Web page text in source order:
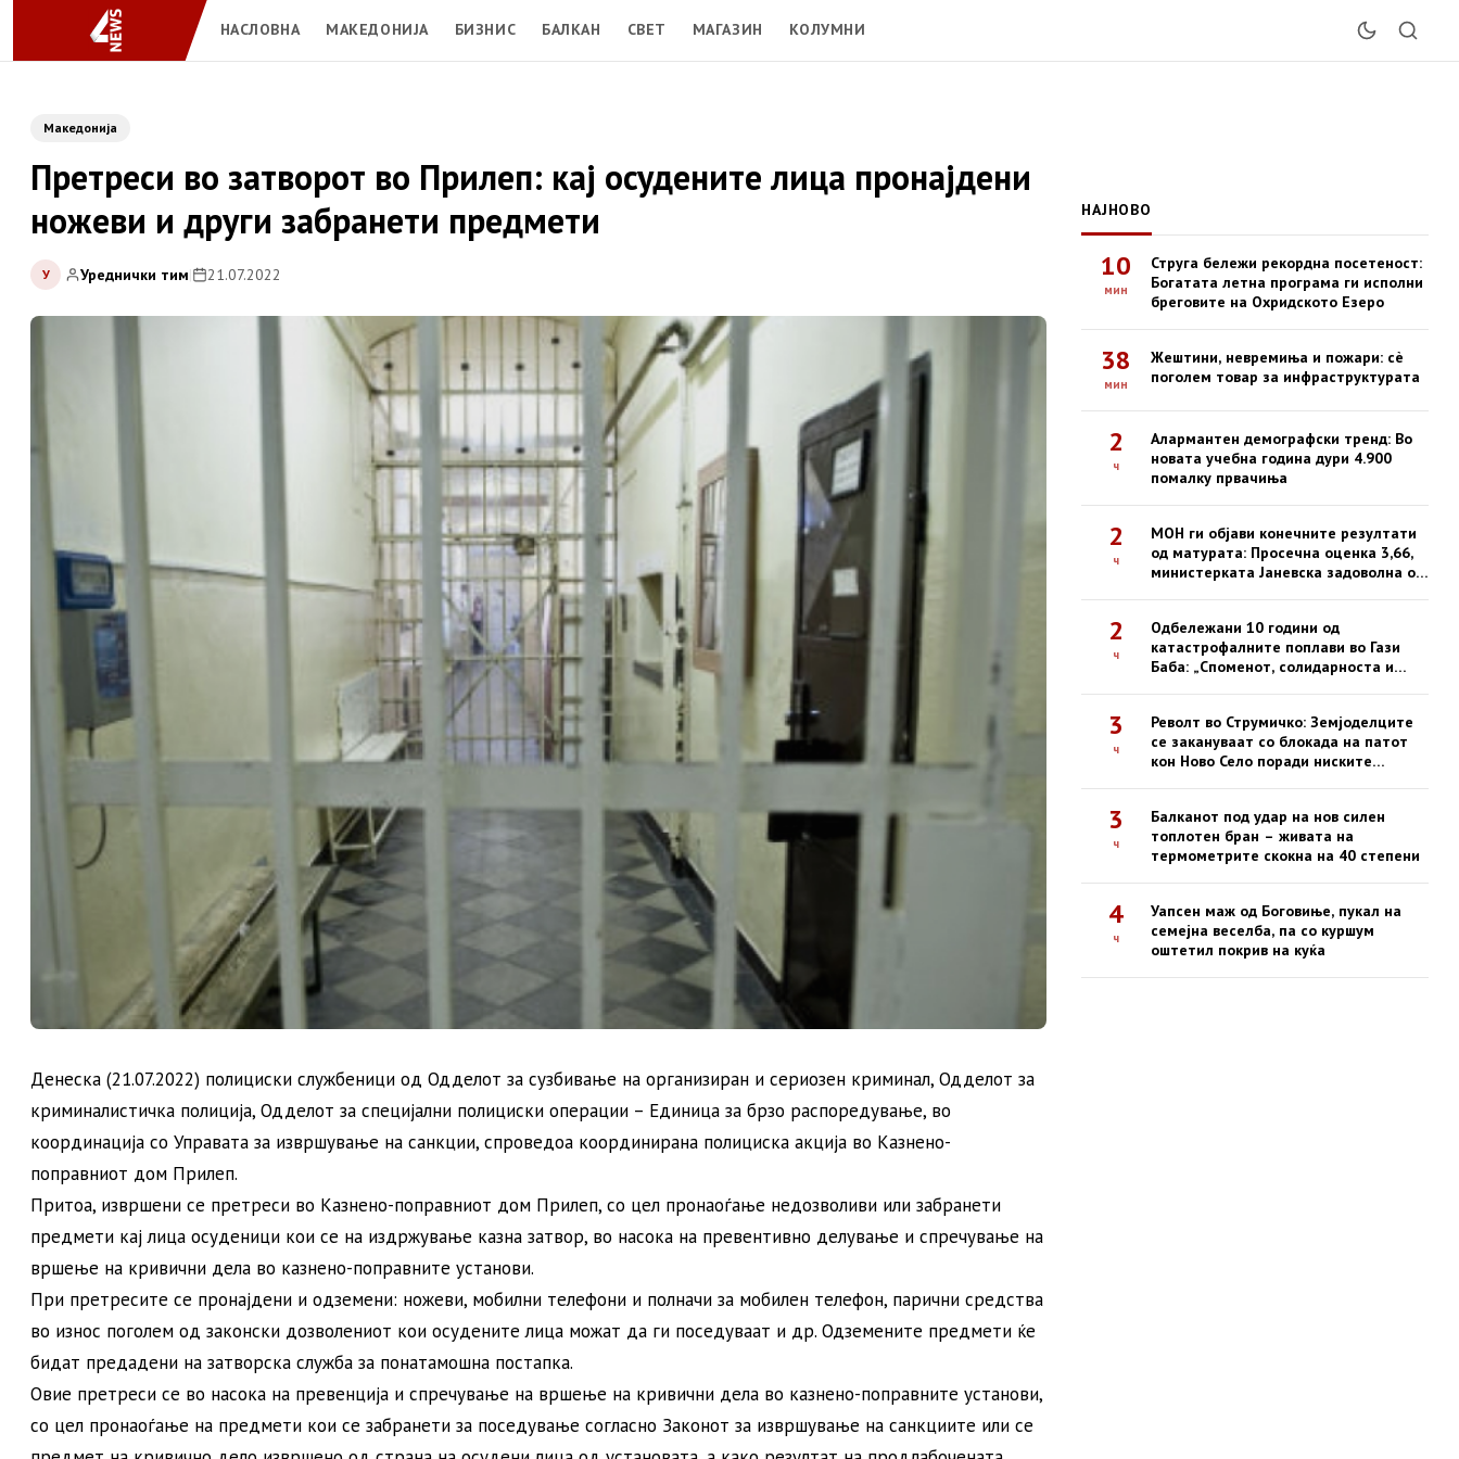
НАСЛОВНА МАКЕДОНИЈА БИЗНИС БАЛКАН СВЕТ МАГАЗИН КОЛУМНИ
Македонија
Претреси во затворот во Прилеп: кај осудените лица пронајдени
ножеви и други забранети предмети
У Уреднички тим| 21.07.2022
Денеска (21.07.2022) полициски службеници од Одделот за сузбивање на организиран и сериозен криминал, Одделот за
криминалистичка полиција, Одделот за специјални полициски операции – Единица за брзо распоредување, во
координација со Управата за извршување на санкции, спроведоа координирана полициска акција во Казнено-
поправниот дом Прилеп.
Притоа, извршени се претреси во Казнено-поправниот дом Прилеп, со цел пронаоѓање недозволиви или забранети
предмети кај лица осуденици кои се на издржување казна затвор, во насока на превентивно делување и спречување на
вршење на кривични дела во казнено-поправните установи.
При претресите се пронајдени и одземени: ножеви, мобилни телефони и полначи за мобилен телефон, парични средства
во износ поголем од законски дозволениот кои осудените лица можат да ги поседуваат и др. Одземените предмети ќе
бидат предадени на затворска служба за понатамошна постапка.
Овие претреси се во насока на превенција и спречување на вршење на кривични дела во казнено-поправните установи,
со цел пронаоѓање на предмети кои се забранети за поседување согласно Законот за извршување на санкциите или се
НАЈНОВО
10
мин
Струга бележи рекордна посетеност:
Богатата летна програма ги исполни
бреговите на Охридското Езеро
38
мин
Жештини, невремиња и пожари: сè
поголем товар за инфраструктурата
2
ч
Алармантен демографски тренд: Во
новата учебна година дури 4.900
помалку првачиња
2
ч
МОН ги објави конечните резултати
од матурата: Просечна оценка 3,66,
министерката Јаневска задоволна од
2
ч
Одбележани 10 години од
катастрофалните поплави во Гази
Баба: „Споменот, солидарноста и
3
ч
Револт во Струмичко: Земјоделците
се закануваат со блокада на патот
кон Ново Село поради ниските
3
ч
Балканот под удар на нов силен
топлотен бран – живата на
термометрите скокна на 40 степени
4
ч
Уапсен маж од Боговиње, пукал на
семејна веселба, па со куршум
оштетил покрив на куќа